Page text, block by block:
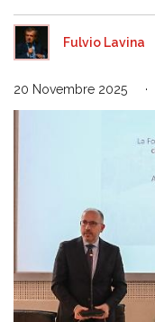
Fulvio Lavina
20 Novembre 2025